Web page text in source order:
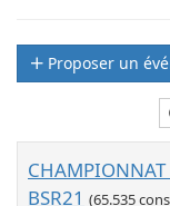
Proposer un
BSR21 (65.535